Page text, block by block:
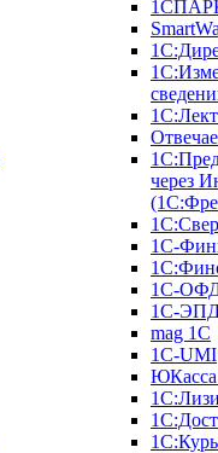
через
1С-
1С-
1С-
mag 1C
1C-UMI